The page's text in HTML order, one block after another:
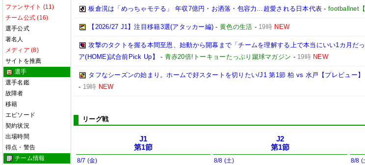
ファンサイト (11)
チーム公式 (16)
選手公式
著名人
メディア (8)
サイトを推薦
選手
選手名鑑
故障者
移籍
エピソード
契約状況
出場時間
得点・警告
チーム情報
板倉滉は「めっちゃモテる」 年収7億円・お洒落・包容力…超愛される日本代表 - footballnet
【2026/27 J1】注目移籍3選(アタッカー編) -黄色の生活 - 19時 NEW
攻撃のタクトを握る本間至恩、始動から開幕まで「チームを理解する上で本当にいい1カ月だ
ア(HOME)試合前Pick Up】
- 青赤20倍!トーキョーたっぷり蹴球マガジン - 19時 NEW
タフなシーズンの始まり。ホームで好スタートを切りたい/J1 第1節 柏 vs 水戸【プレビュー】
- 19時 NEW
リーグ戦
J1
第1節
8/7 (金)
J2
第1節
8/8 (土)
8/8 (